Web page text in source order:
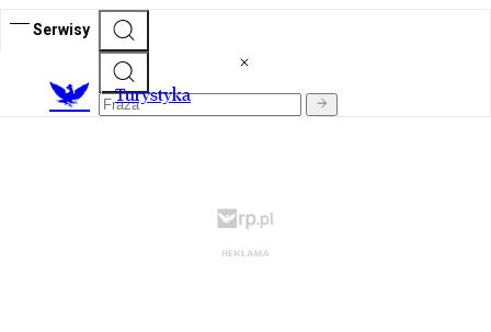
Serwisy
Turystyka